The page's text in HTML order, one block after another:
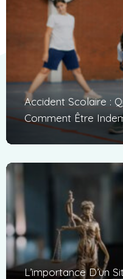
Accident Scolaire :
Comment Être
L’importance D’un